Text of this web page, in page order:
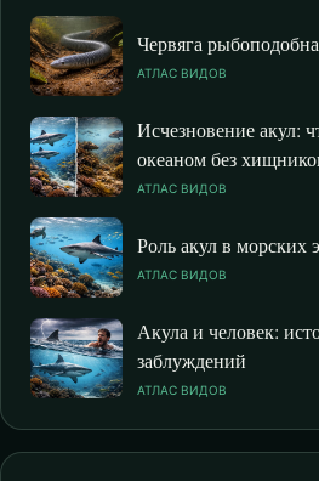
Червяга
АТЛАС ВИДОВ
Исчезновение акул:
океаном без
АТЛАС ВИДОВ
Роль акул в морских
АТЛАС ВИДОВ
Акула и человек:
заблуждений
АТЛАС ВИДОВ